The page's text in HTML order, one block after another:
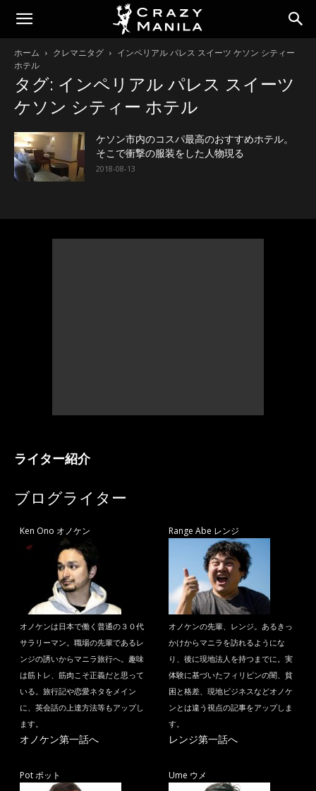
ホーム クレマニタグ
インペリアル パレス スイーツ ケソン シティー
ホテル
タグ: インペリアル パレス スイーツ
ケソン シティー ホテル
ケソン市内のコスパ最高のおすすめホテル。
そこで衝撃の服装をした人物現る
2018-08-13
ライター紹介
ブログライター
Ken Ono オノケン
オノケンは日本で働く普通の３０代
サラリーマン。職場の先輩であるレ
ンジの誘いからマニラ旅行へ。趣味
は筋トレ、筋肉こそ正義だと思って
いる。旅行記や恋愛ネタをメイン
に、英会話の上達方法等もアップし
ます。
オノケン第一話へ
Range Abe レンジ
オノケンの先輩、レンジ。あるきっ
かけからマニラを訪れるようにな
り、後に現地法人を持つまでに。実
体験に基づいたフィリピンの闇、貧
困と格差、現地ビジネスなどオノケ
ンとは違う視点の記事をアップしま
す。
レンジ第一話へ
Pot ポット Ume ウメ